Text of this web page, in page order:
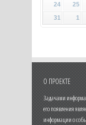
24
25
31
1
О ПРОЕКТЕ
Задачами
его появления
информации о